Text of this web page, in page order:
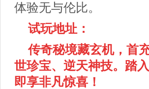
体验无与伦比。
试玩地址：
传奇秘境藏玄机，首
世珍宝、逆天神技。踏
即享非凡惊喜！